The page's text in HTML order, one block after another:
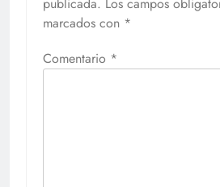
publicada. Los campos
marcados con *
Comentario *